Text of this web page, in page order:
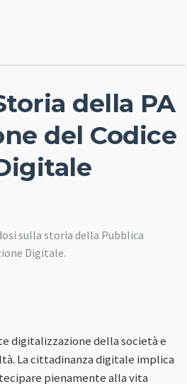
della PA
del Codice
sulla storia della Pubblica
Digitale.
digitalizzazione della società e
La cittadinanza digitale implica
pienamente alla vita